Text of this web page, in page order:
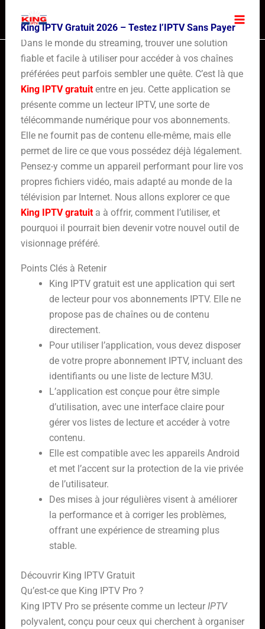
content
King IPTV Gratuit 2026 – Testez l’IPTV Sans Payer
Dans le monde du streaming, trouver une solution
fiable et facile à utiliser pour accéder à vos chaînes
préférées peut parfois sembler une quête. C’est là que
King IPTV gratuit entre en jeu. Cette application se
présente comme un lecteur IPTV, une sorte de
télécommande numérique pour vos abonnements.
Elle ne fournit pas de contenu elle-même, mais elle
permet de lire ce que vous possédez déjà légalement.
Pensez-y comme un appareil performant pour lire vos
propres fichiers vidéo, mais adapté au monde de la
télévision par Internet. Nous allons explorer ce que
King IPTV gratuita à offrir, comment l’utiliser, et
pourquoi il pourrait bien devenir votre nouvel outil de
visionnage préféré.
Points Clés à Retenir
King IPTV gratuit est une application qui sert
de lecteur pour vos abonnements IPTV. Elle ne
propose pas de chaînes ou de contenu
directement.
Pour utiliser l’application, vous devez disposer
de votre propre abonnement IPTV, incluant des
identifiants ou une liste de lecture M3U.
L’application est conçue pour être simple
d’utilisation, avec une interface claire pour
gérer vos listes de lecture et accéder à votre
contenu.
Elle est compatible avec les appareils Android
et met l’accent sur la protection de la vie privée
de l’utilisateur.
Des mises à jour régulières visent à améliorer
la performance et à corriger les problèmes,
offrant une expérience de streaming plus
stable.
Découvrir King IPTV Gratuit
Qu’est-ce que King IPTV Pro ?
King IPTV Pro se présente comme un lecteur IPTV
polyvalent, conçu pour ceux qui cherchent à organiser